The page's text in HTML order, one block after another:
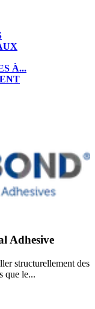
À...
Adhesive
structurellement des
que le...